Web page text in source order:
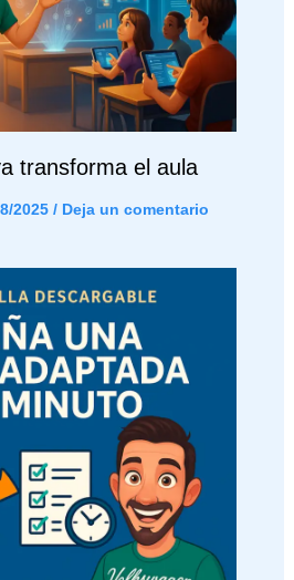
transforma el aula
2025 / Deja un comentario